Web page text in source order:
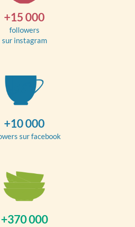
+15 000
followers
sur instagram
+10 000
sur facebook
+370 000